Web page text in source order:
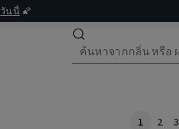
วันนี้ 🌠
1 2 3